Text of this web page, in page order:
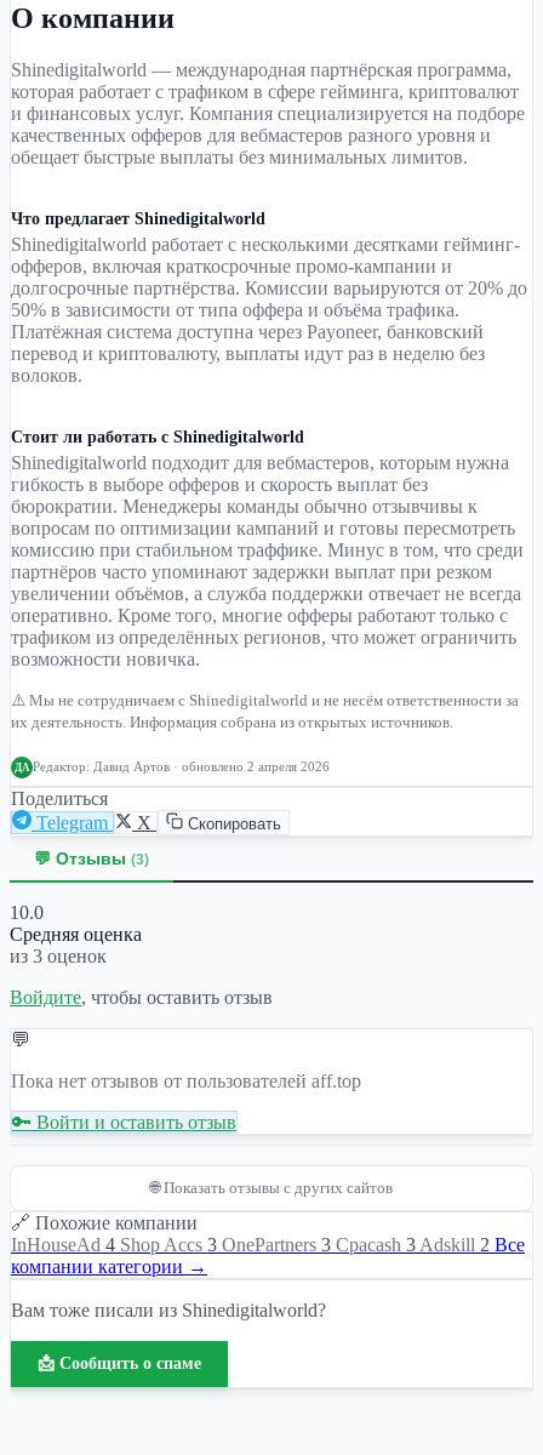
О компании
Shinedigitalworld — международная партнёрская программа,
которая работает с трафиком в сфере гейминга, криптовалют
и финансовых услуг. Компания специализируется на подборе
качественных офферов для вебмастеров разного уровня и
обещает быстрые выплаты без минимальных лимитов.
Что предлагает Shinedigitalworld
Shinedigitalworld работает с несколькими десятками гейминг-
офферов, включая краткосрочные промо-кампании и
долгосрочные партнёрства. Комиссии варьируются от 20% до
50% в зависимости от типа оффера и объёма трафика.
Платёжная система доступна через Payoneer, банковский
перевод и криптовалюту, выплаты идут раз в неделю без
волоков.
Стоит ли работать с Shinedigitalworld
Shinedigitalworld подходит для вебмастеров, которым нужна
гибкость в выборе офферов и скорость выплат без
бюрократии. Менеджеры команды обычно отзывчивы к
вопросам по оптимизации кампаний и готовы пересмотреть
комиссию при стабильном траффике. Минус в том, что среди
партнёров часто упоминают задержки выплат при резком
увеличении объёмов, а служба поддержки отвечает не всегда
оперативно. Кроме того, многие офферы работают только с
трафиком из определённых регионов, что может ограничить
возможности новичка.
⚠️ Мы не сотрудничаем с Shinedigitalworld и не несём ответственности за
их деятельность. Информация собрана из открытых источников.
ДА Редактор: Давид Артов · обновлено 2 апреля 2026
Поделиться
Telegram
X Скопировать
💬 Отзывы (3)
10.0
Средняя оценка
из 3 оценок
Войдите, чтобы оставить отзыв
💬
Пока нет отзывов от пользователей aff.top
🔑 Войти и оставить отзыв
🌐 Показать отзывы с других сайтов
🔗 Похожие компании
InHouseAd 4 Shop Accs 3 OnePartners 3 Cpacash 3 Adskill 2 Все
компании категории →
Вам тоже писали из Shinedigitalworld?
📩 Сообщить о спаме